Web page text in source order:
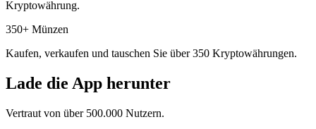
Kryptowährung.
350+ Münzen
Kaufen, verkaufen und tauschen Sie über 350 Kryptowährungen.
Lade die App herunter
Vertraut von über 500.000 Nutzern.